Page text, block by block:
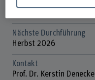
Nächste Durchführung
Herbst 2026
Kontakt
Prof. Dr. Kerstin Denecke